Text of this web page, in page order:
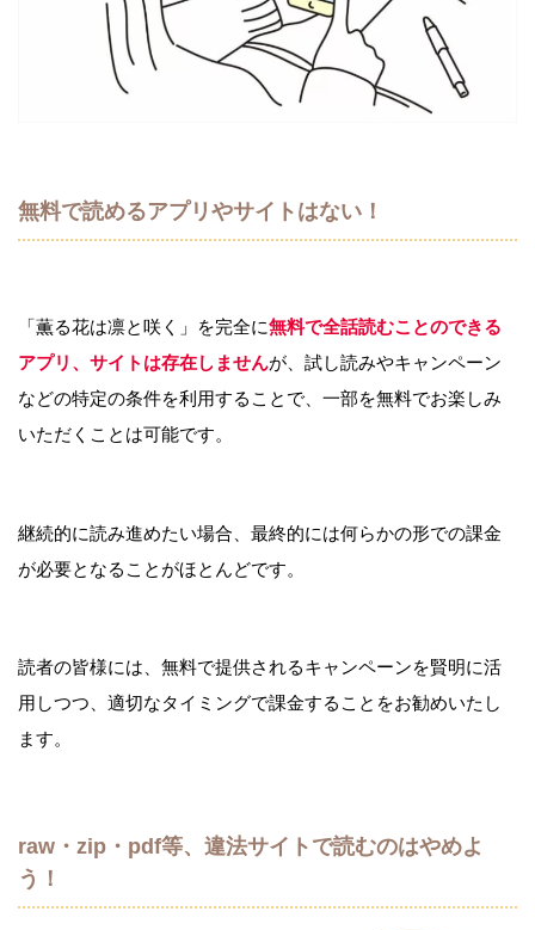
無料で読めるアプリやサイトはない！
「薫る花は凛と咲く」を完全に無料で全話読むことのできる
アプリ、サイトは存在しませんが、試し読みやキャンペーン
などの特定の条件を利用することで、一部を無料でお楽しみ
いただくことは可能です。
継続的に読み進めたい場合、最終的には何らかの形での課金
が必要となることがほとんどです。
読者の皆様には、無料で提供されるキャンペーンを賢明に活
用しつつ、適切なタイミングで課金することをお勧めいたし
ます。
raw・zip・pdf等、違法サイトで読むのはやめよ
う！